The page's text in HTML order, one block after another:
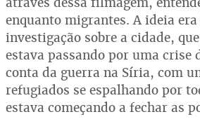
enquanto migrantes. A ideia
investigação sobre a cidade,
estava passando por uma crise
conta da guerra na Síria, com
refugiados se espalhando por
estava começando a fechar as